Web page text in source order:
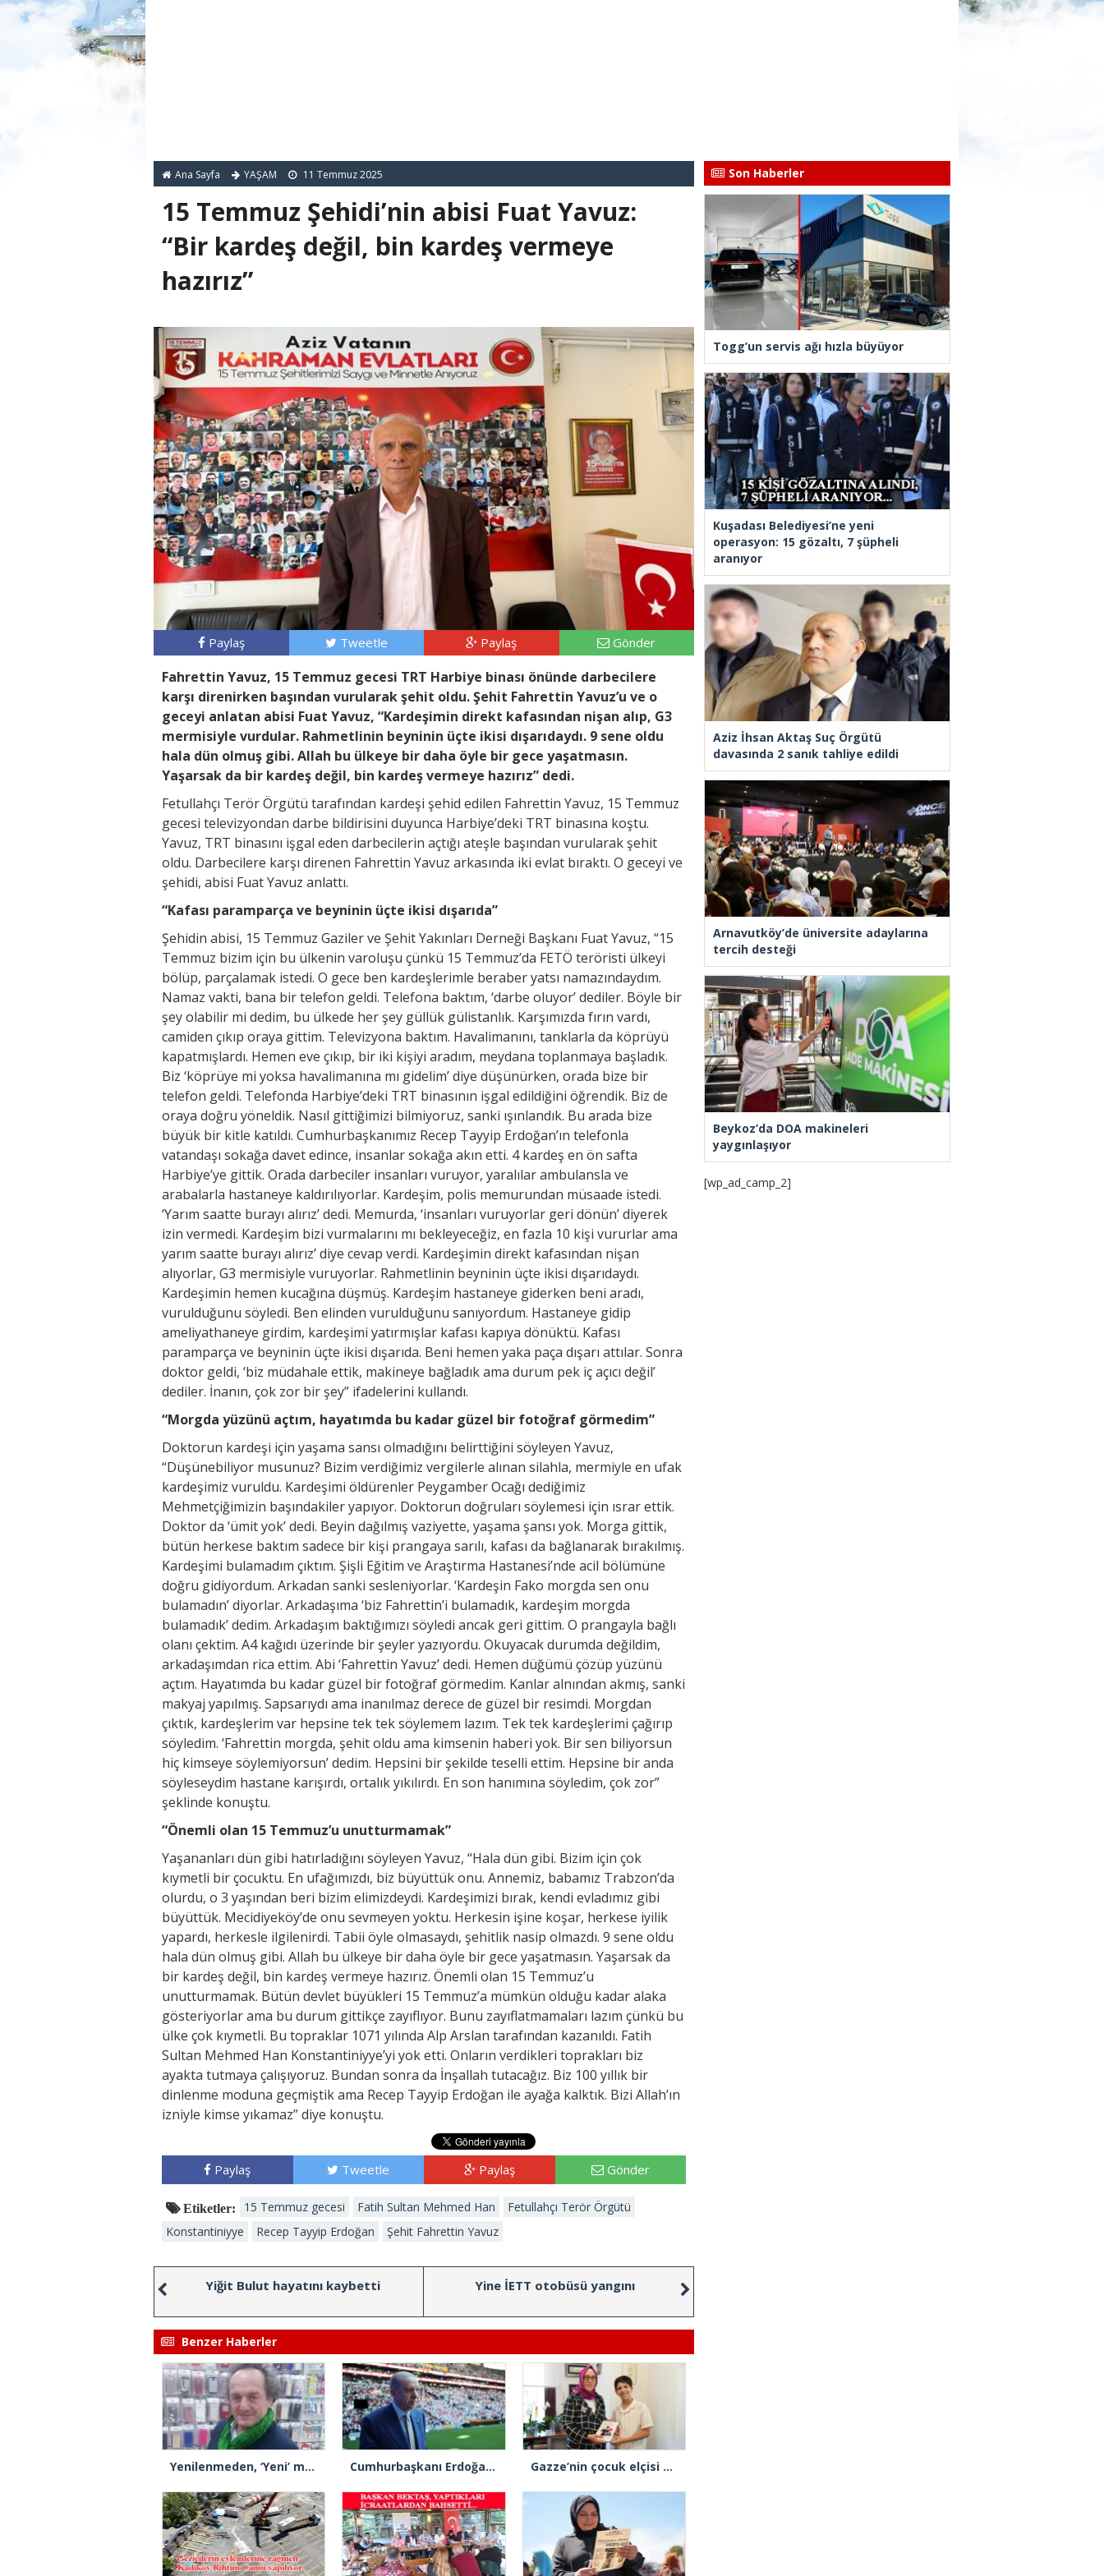
Ana Sayfa YAŞAM 11 Temmuz 2025
15 Temmuz Şehidi’nin abisi Fuat Yavuz:
“Bir kardeş değil, bin kardeş vermeye
hazırız”
Paylaş Tweetle Paylaş Gönder
Fahrettin Yavuz, 15 Temmuz gecesi TRT Harbiye binası önünde darbecilere
karşı direnirken başından vurularak şehit oldu. Şehit Fahrettin Yavuz’u ve o
geceyi anlatan abisi Fuat Yavuz, “Kardeşimin direkt kafasından nişan alıp, G3
mermisiyle vurdular. Rahmetlinin beyninin üçte ikisi dışarıdaydı. 9 sene oldu
hala dün olmuş gibi. Allah bu ülkeye bir daha öyle bir gece yaşatmasın.
Yaşarsak da bir kardeş değil, bin kardeş vermeye hazırız” dedi.
Fetullahçı Terör Örgütü tarafından kardeşi şehid edilen Fahrettin Yavuz, 15 Temmuz
gecesi televizyondan darbe bildirisini duyunca Harbiye’deki TRT binasına koştu.
Yavuz, TRT binasını işgal eden darbecilerin açtığı ateşle başından vurularak şehit
oldu. Darbecilere karşı direnen Fahrettin Yavuz arkasında iki evlat bıraktı. O geceyi ve
şehidi, abisi Fuat Yavuz anlattı.
“Kafası paramparça ve beyninin üçte ikisi dışarıda”
Şehidin abisi, 15 Temmuz Gaziler ve Şehit Yakınları Derneği Başkanı Fuat Yavuz, “15
Temmuz bizim için bu ülkenin varoluşu çünkü 15 Temmuz’da FETÖ teröristi ülkeyi
bölüp, parçalamak istedi. O gece ben kardeşlerimle beraber yatsı namazındaydım.
Namaz vakti, bana bir telefon geldi. Telefona baktım, ‘darbe oluyor’ dediler. Böyle bir
şey olabilir mi dedim, bu ülkede her şey güllük gülistanlık. Karşımızda fırın vardı,
camiden çıkıp oraya gittim. Televizyona baktım. Havalimanını, tanklarla da köprüyü
kapatmışlardı. Hemen eve çıkıp, bir iki kişiyi aradım, meydana toplanmaya başladık.
Biz ‘köprüye mi yoksa havalimanına mı gidelim’ diye düşünürken, orada bize bir
telefon geldi. Telefonda Harbiye’deki TRT binasının işgal edildiğini öğrendik. Biz de
oraya doğru yöneldik. Nasıl gittiğimizi bilmiyoruz, sanki ışınlandık. Bu arada bize
büyük bir kitle katıldı. Cumhurbaşkanımız Recep Tayyip Erdoğan’ın telefonla
vatandaşı sokağa davet edince, insanlar sokağa akın etti. 4 kardeş en ön safta
Harbiye’ye gittik. Orada darbeciler insanları vuruyor, yaralılar ambulansla ve
arabalarla hastaneye kaldırılıyorlar. Kardeşim, polis memurundan müsaade istedi.
‘Yarım saatte burayı alırız’ dedi. Memurda, ‘insanları vuruyorlar geri dönün’ diyerek
izin vermedi. Kardeşim bizi vurmalarını mı bekleyeceğiz, en fazla 10 kişi vururlar ama
yarım saatte burayı alırız’ diye cevap verdi. Kardeşimin direkt kafasından nişan
alıyorlar, G3 mermisiyle vuruyorlar. Rahmetlinin beyninin üçte ikisi dışarıdaydı.
Kardeşimin hemen kucağına düşmüş. Kardeşim hastaneye giderken beni aradı,
vurulduğunu söyledi. Ben elinden vurulduğunu sanıyordum. Hastaneye gidip
ameliyathaneye girdim, kardeşimi yatırmışlar kafası kapıya dönüktü. Kafası
paramparça ve beyninin üçte ikisi dışarıda. Beni hemen yaka paça dışarı attılar. Sonra
doktor geldi, ‘biz müdahale ettik, makineye bağladık ama durum pek iç açıcı değil’
dediler. İnanın, çok zor bir şey” ifadelerini kullandı.
“Morgda yüzünü açtım, hayatımda bu kadar güzel bir fotoğraf görmedim”
Doktorun kardeşi için yaşama sansı olmadığını belirttiğini söyleyen Yavuz,
“Düşünebiliyor musunuz? Bizim verdiğimiz vergilerle alınan silahla, mermiyle en ufak
kardeşimiz vuruldu. Kardeşimi öldürenler Peygamber Ocağı dediğimiz
Mehmetçiğimizin başındakiler yapıyor. Doktorun doğruları söylemesi için ısrar ettik.
Doktor da ‘ümit yok’ dedi. Beyin dağılmış vaziyette, yaşama şansı yok. Morga gittik,
bütün herkese baktım sadece bir kişi prangaya sarılı, kafası da bağlanarak bırakılmış.
Kardeşimi bulamadım çıktım. Şişli Eğitim ve Araştırma Hastanesi’nde acil bölümüne
doğru gidiyordum. Arkadan sanki sesleniyorlar. ‘Kardeşin Fako morgda sen onu
bulamadın’ diyorlar. Arkadaşıma ‘biz Fahrettin’i bulamadık, kardeşim morgda
bulamadık’ dedim. Arkadaşım baktığımızı söyledi ancak geri gittim. O prangayla bağlı
olanı çektim. A4 kağıdı üzerinde bir şeyler yazıyordu. Okuyacak durumda değildim,
arkadaşımdan rica ettim. Abi ‘Fahrettin Yavuz’ dedi. Hemen düğümü çözüp yüzünü
açtım. Hayatımda bu kadar güzel bir fotoğraf görmedim. Kanlar alnından akmış, sanki
makyaj yapılmış. Sapsarıydı ama inanılmaz derece de güzel bir resimdi. Morgdan
çıktık, kardeşlerim var hepsine tek tek söylemem lazım. Tek tek kardeşlerimi çağırıp
söyledim. ‘Fahrettin morgda, şehit oldu ama kimsenin haberi yok. Bir sen biliyorsun
hiç kimseye söylemiyorsun’ dedim. Hepsini bir şekilde teselli ettim. Hepsine bir anda
söyleseydim hastane karışırdı, ortalık yıkılırdı. En son hanımına söyledim, çok zor”
şeklinde konuştu.
“Önemli olan 15 Temmuz’u unutturmamak”
Yaşananları dün gibi hatırladığını söyleyen Yavuz, “Hala dün gibi. Bizim için çok
kıymetli bir çocuktu. En ufağımızdı, biz büyüttük onu. Annemiz, babamız Trabzon’da
olurdu, o 3 yaşından beri bizim elimizdeydi. Kardeşimizi bırak, kendi evladımız gibi
büyüttük. Mecidiyeköy’de onu sevmeyen yoktu. Herkesin işine koşar, herkese iyilik
yapardı, herkesle ilgilenirdi. Tabii öyle olmasaydı, şehitlik nasip olmazdı. 9 sene oldu
hala dün olmuş gibi. Allah bu ülkeye bir daha öyle bir gece yaşatmasın. Yaşarsak da
bir kardeş değil, bin kardeş vermeye hazırız. Önemli olan 15 Temmuz’u
unutturmamak. Bütün devlet büyükleri 15 Temmuz’a mümkün olduğu kadar alaka
gösteriyorlar ama bu durum gittikçe zayıflıyor. Bunu zayıflatmamaları lazım çünkü bu
ülke çok kıymetli. Bu topraklar 1071 yılında Alp Arslan tarafından kazanıldı. Fatih
Sultan Mehmed Han Konstantiniyye’yi yok etti. Onların verdikleri toprakları biz
ayakta tutmaya çalışıyoruz. Bundan sonra da İnşallah tutacağız. Biz 100 yıllık bir
dinlenme moduna geçmiştik ama Recep Tayyip Erdoğan ile ayağa kalktık. Bizi Allah’ın
izniyle kimse yıkamaz” diye konuştu.
Paylaş Tweetle Paylaş Gönder
Etiketler: 15 Temmuz gecesi Fatih Sultan Mehmed Han
Fetullahçı Terör Örgütü
Konstantiniyye
Recep Tayyip Erdoğan Şehit Fahrettin Yavuz
Yiğit Bulut hayatını kaybetti Yine İETT otobüsü yangını
Benzer Haberler
Yenilenmeden, ‘Yeni’ mümkün mü? Cumhurbaşkanı Erdoğan: “Gençlerimizin en iyi şekilde yetişmeniz için tüm gücümüzle çalışıyoruz” Gazze’nin çocuk elçisi Ramadan Abu Jazar, AK Parti İstanbul İl Başkanlığını ziyaret etti
Son Haberler
Togg’un servis ağı hızla büyüyor
Kuşadası Belediyesi’ne yeni
operasyon: 15 gözaltı, 7 şüpheli
aranıyor
Aziz İhsan Aktaş Suç Örgütü
davasında 2 sanık tahliye edildi
Arnavutköy’de üniversite adaylarına
tercih desteği
Beykoz’da DOA makineleri
yaygınlaşıyor
[wp_ad_camp_2]